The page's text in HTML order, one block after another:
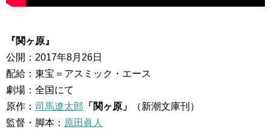
『関ヶ原』
公開：2017年8月26日
配給：東宝＝アスミック・エース
劇場：全国にて
原作： 司馬遼太郎 「関ヶ原」
（新潮文庫刊）
監督・脚本： 原田眞人